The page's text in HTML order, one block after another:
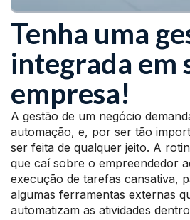
Tenha uma
integrada em
empresa!
A gestão de um negócio
automação, e, por ser tão
ser feita de qualquer jeito. A
que caí sobre o empreendedor
execução de tarefas cansativa,
algumas ferramentas externas
automatizam as atividades